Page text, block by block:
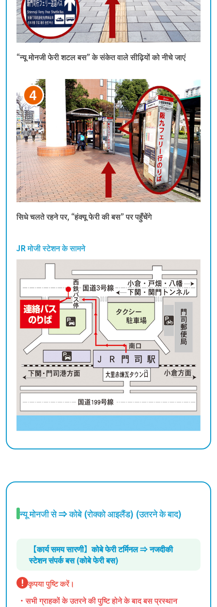
“न्यू मोनजी फेरी शटल बस” के संकेत वाले सीढ़ियों को नीचे जाएं
सिधे चलते रहने पर, “हंक्यू फेरी की बस” पर पहुँचेंगे
JR मोजी स्टेशन के सामने
न्यू मोनजी से ⇒ कोबे (रोक्को आइलैंड) (उतरने के बाद)
【कार्य समय सारणी】कोबे फेरी टर्मिनल ⇒ नजदीकी
स्टेशन संपर्क बस (कोबे फेरी बस)
कृपया पुष्टि करें।
・सभी ग्राहकों के उतरने की पुष्टि होने के बाद बस प्रस्थान